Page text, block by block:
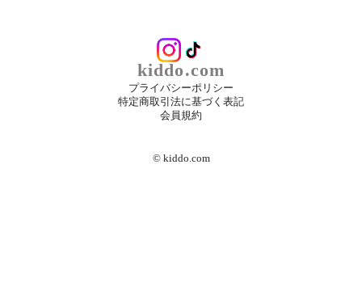
kiddo.com
プライバシーポリシー
特定商取引法に基づく表記
会員規約
©︎ kiddo.com